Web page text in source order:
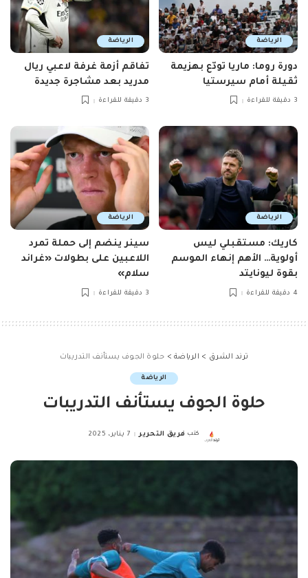
الرياضة
دورة روما: ماريا تودّع بهزيمة
ثقيلة أمام سيرستيا
3 دقيقة للقراءة
الرياضة
تفاقم أزمة غرفة لاعبي ريال
مدريد بعد مشاجرة جديدة
3 دقيقة للقراءة
الرياضة
كاريك: مستقبلي ليس
أولوية… الأهم إنهاء الموسم
بقوة ليونايتد
4 دقيقة للقراءة
الرياضة
سينر ينضم إلى حملة تمرد
اللاعبين على بطولات «غراند
سلام»
3 دقيقة للقراءة
ترند الشرق > الرياضة> حلوة الجوف يستأنف التدريبات
الرياضة
حلوة الجوف يستأنف التدريبات
Posted
كتب فريق التحرير 7 يناير، 2025